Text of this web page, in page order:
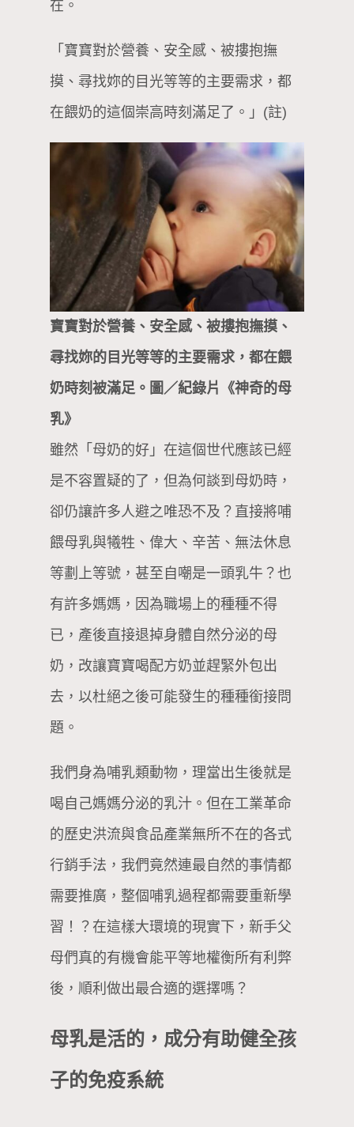
在。
「寶寶對於營養、安全感、被摟抱撫
摸、尋找妳的目光等等的主要需求，都
在餵奶的這個崇高時刻滿足了。」(註)
寶寶對於營養、安全感、被摟抱撫摸、
尋找妳的目光等等的主要需求，都在餵
奶時刻被滿足。圖／紀錄片《神奇的母
乳》
雖然「母奶的好」在這個世代應該已經
是不容置疑的了，但為何談到母奶時，
卻仍讓許多人避之唯恐不及？直接將哺
餵母乳與犧牲、偉大、辛苦、無法休息
等劃上等號，甚至自嘲是一頭乳牛？也
有許多媽媽，因為職場上的種種不得
已，產後直接退掉身體自然分泌的母
奶，改讓寶寶喝配方奶並趕緊外包出
去，以杜絕之後可能發生的種種銜接問
題。
我們身為哺乳類動物，理當出生後就是
喝自己媽媽分泌的乳汁。但在工業革命
的歷史洪流與食品產業無所不在的各式
行銷手法，我們竟然連最自然的事情都
需要推廣，整個哺乳過程都需要重新學
習！？在這樣大環境的現實下，新手父
母們真的有機會能平等地權衡所有利弊
後，順利做出最合適的選擇嗎？
母乳是活的，成分有助健全孩
子的免疫系統